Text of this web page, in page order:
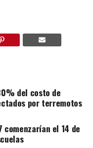
del costo de
por terremotos
el 14 de